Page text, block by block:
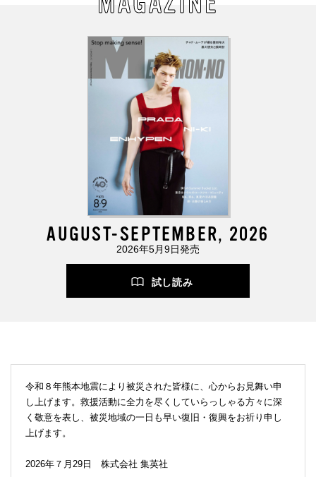
AUGUST-SEPTEMBER, 2026
2026年5月9日発売
試し読み
令和８年熊本地震により被災された皆様に、心からお見舞い申
し上げます。救援活動に全力を尽くしていらっしゃる方々に深
く敬意を表し、被災地域の一日も早い復旧・復興をお祈り申し
上げます。
2026年７月29日 株式会社 集英社